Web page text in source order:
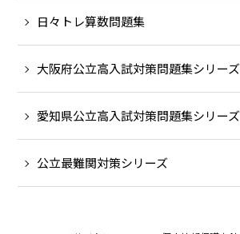
日々トレ算数問題集
大阪府公立高入試対策問題集シリーズ
愛知県公立高入試対策問題集シリーズ
公立最難関対策シリーズ